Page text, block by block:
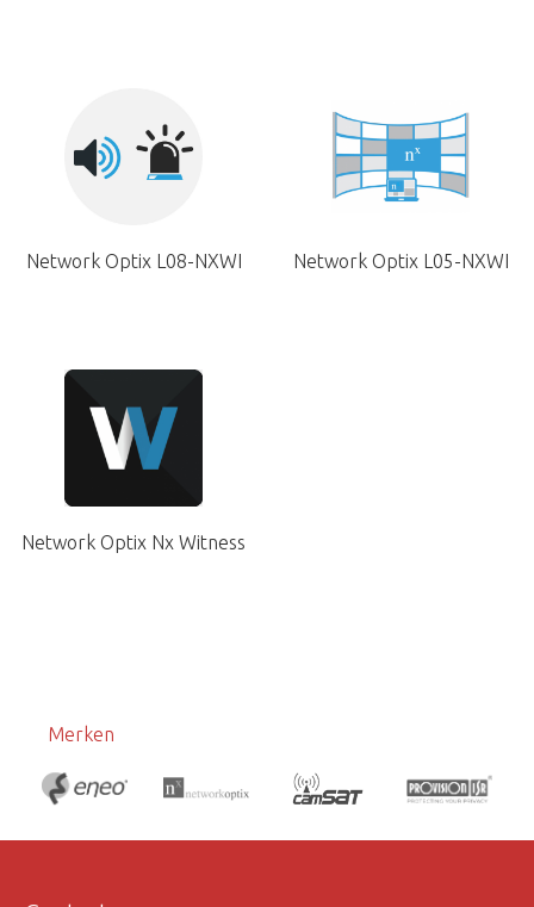
Network Optix L08-NXWI Network Optix L05-NXWI
Network Optix Nx Witness
Merken